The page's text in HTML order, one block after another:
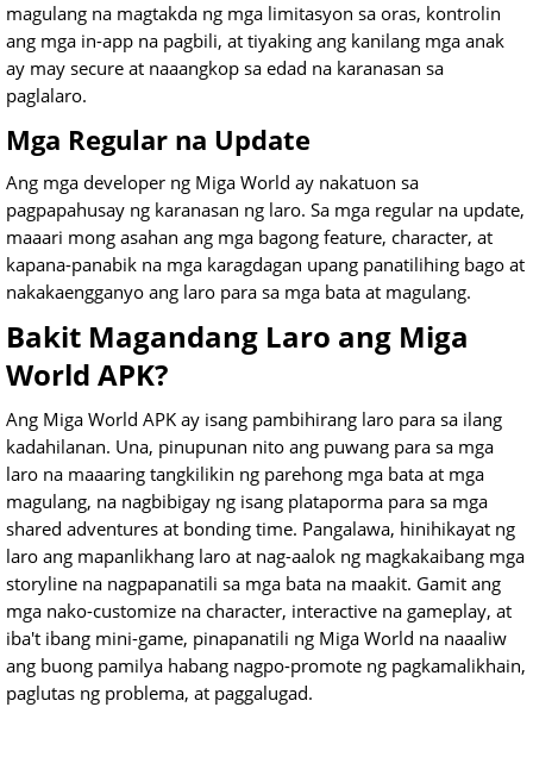
magulang na magtakda ng mga limitasyon sa oras, kontrolin
ang mga in-app na pagbili, at tiyaking ang kanilang mga anak
ay may secure at naaangkop sa edad na karanasan sa
paglalaro.
Mga Regular na Update
Ang mga developer ng Miga World ay nakatuon sa
pagpapahusay ng karanasan ng laro. Sa mga regular na update,
maaari mong asahan ang mga bagong feature, character, at
kapana-panabik na mga karagdagan upang panatilihing bago at
nakakaengganyo ang laro para sa mga bata at magulang.
Bakit Magandang Laro ang Miga
World APK?
Ang Miga World APK ay isang pambihirang laro para sa ilang
kadahilanan. Una, pinupunan nito ang puwang para sa mga
laro na maaaring tangkilikin ng parehong mga bata at mga
magulang, na nagbibigay ng isang plataporma para sa mga
shared adventures at bonding time. Pangalawa, hinihikayat ng
laro ang mapanlikhang laro at nag-aalok ng magkakaibang mga
storyline na nagpapanatili sa mga bata na maakit. Gamit ang
mga nako-customize na character, interactive na gameplay, at
iba't ibang mini-game, pinapanatili ng Miga World na naaaliw
ang buong pamilya habang nagpo-promote ng pagkamalikhain,
paglutas ng problema, at paggalugad.